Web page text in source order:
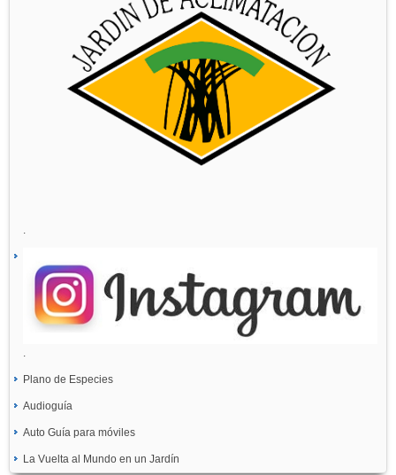
.
.
Plano de Especies
Audioguía
Auto Guía para móviles
La Vuelta al Mundo en un Jardín